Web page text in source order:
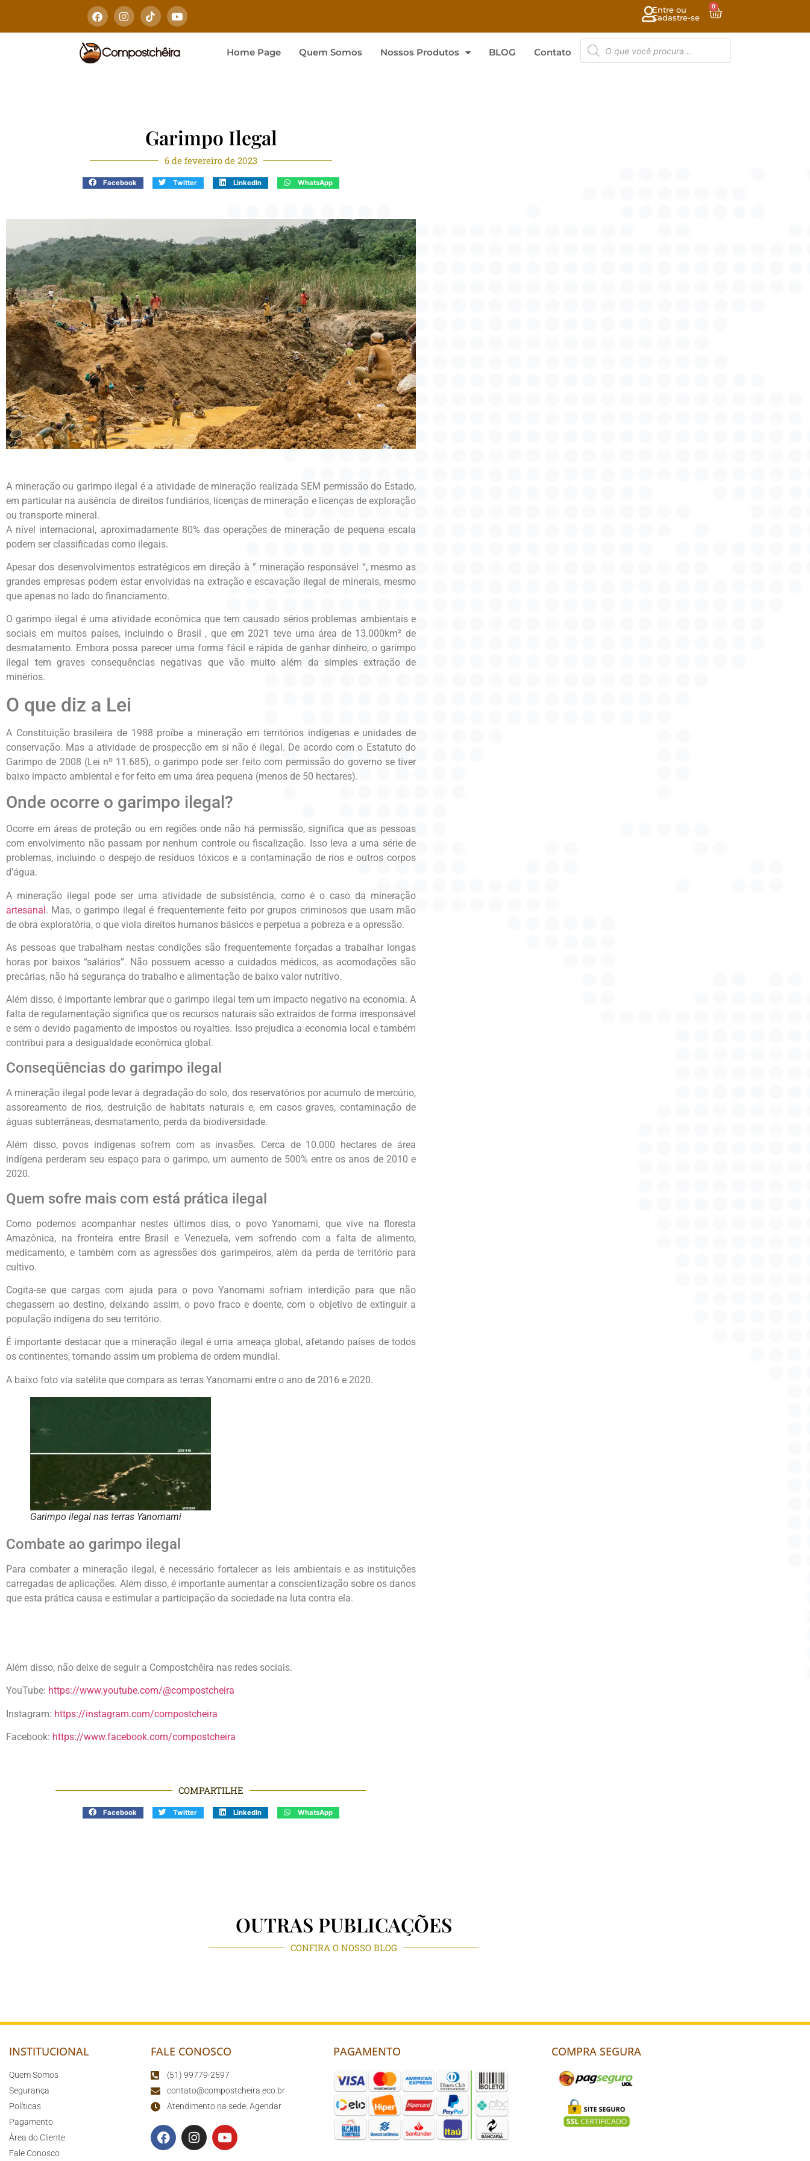
Entre ou
Cadastre-se
0
Home Page Quem Somos Nossos Produtos BLOG Contato
Garimpo Ilegal
6 de fevereiro de 2023
Facebook Twitter LinkedIn WhatsApp
A mineração ou garimpo ilegal é a atividade de mineração realizada SEM permissão do Estado,
em particular na ausência de direitos fundiários, licenças de mineração e licenças de exploração
ou transporte mineral.
A nível internacional, aproximadamente 80% das operações de mineração de pequena escala
podem ser classificadas como ilegais.
Apesar dos desenvolvimentos estratégicos em direção à ” mineração responsável “, mesmo as
grandes empresas podem estar envolvidas na extração e escavação ilegal de minerais, mesmo
que apenas no lado do financiamento.
O garimpo ilegal é uma atividade econômica que tem causado sérios problemas ambientais e
sociais em muitos países, incluindo o Brasil , que em 2021 teve uma área de 13.000km² de
desmatamento. Embora possa parecer uma forma fácil e rápida de ganhar dinheiro, o garimpo
ilegal tem graves consequências negativas que vão muito além da simples extração de
minérios.
O que diz a Lei
A Constituição brasileira de 1988 proíbe a mineração em territórios indígenas e unidades de
conservação. Mas a atividade de prospecção em si não é ilegal. De acordo com o Estatuto do
Garimpo de 2008 (Lei nº 11.685), o garimpo pode ser feito com permissão do governo se tiver
baixo impacto ambiental e for feito em uma área pequena (menos de 50 hectares).
Onde ocorre o garimpo ilegal?
Ocorre em áreas de proteção ou em regiões onde não há permissão, significa que as pessoas
com envolvimento não passam por nenhum controle ou fiscalização. Isso leva a uma série de
problemas, incluindo o despejo de resíduos tóxicos e a contaminação de rios e outros corpos
d’água.
A mineração ilegal pode ser uma atividade de subsistência, como é o caso da mineração
artesanal. Mas, o garimpo ilegal é frequentemente feito por grupos criminosos que usam mão
de obra exploratória, o que viola direitos humanos básicos e perpetua a pobreza e a opressão.
As pessoas que trabalham nestas condições são frequentemente forçadas a trabalhar longas
horas por baixos “salários”. Não possuem acesso a cuidados médicos, as acomodações são
precárias, não há segurança do trabalho e alimentação de baixo valor nutritivo.
Além disso, é importante lembrar que o garimpo ilegal tem um impacto negativo na economia. A
falta de regulamentação significa que os recursos naturais são extraídos de forma irresponsável
e sem o devido pagamento de impostos ou royalties. Isso prejudica a economia local e também
contribui para a desigualdade econômica global.
Conseqüências do garimpo ilegal
A mineração ilegal pode levar à degradação do solo, dos reservatórios por acumulo de mercúrio,
assoreamento de rios, destruição de habitats naturais e, em casos graves, contaminação de
águas subterrâneas, desmatamento, perda da biodiversidade.
Além disso, povos indígenas sofrem com as invasões. Cerca de 10.000 hectares de área
indígena perderam seu espaço para o garimpo, um aumento de 500% entre os anos de 2010 e
2020.
Quem sofre mais com está prática ilegal
Como podemos acompanhar nestes últimos dias, o povo Yanomami, que vive na floresta
Amazônica, na fronteira entre Brasil e Venezuela, vem sofrendo com a falta de alimento,
medicamento, e também com as agressões dos garimpeiros, além da perda de território para
cultivo.
Cogita-se que cargas com ajuda para o povo Yanomami sofriam interdição para que não
chegassem ao destino, deixando assim, o povo fraco e doente, com o objetivo de extinguir a
população indígena do seu território.
É importante destacar que a mineração ilegal é uma ameaça global, afetando países de todos
os continentes, tornando assim um problema de ordem mundial.
A baixo foto via satélite que compara as terras Yanomami entre o ano de 2016 e 2020.
Garimpo ilegal nas terras Yanomami
Combate ao garimpo ilegal
Para combater a mineração ilegal, é necessário fortalecer as leis ambientais e as instituições
carregadas de aplicações. Além disso, é importante aumentar a conscientização sobre os danos
que esta prática causa e estimular a participação da sociedade na luta contra ela.
Além disso, não deixe de seguir a Compostchêira nas redes sociais.
YouTube: https://www.youtube.com/@compostcheira
Instagram: https://instagram.com/compostcheira
Facebook: https://www.facebook.com/compostcheira
COMPARTILHE
Facebook Twitter LinkedIn WhatsApp
OUTRAS PUBLICAÇÕES
CONFIRA O NOSSO BLOG
INSTITUCIONAL
Quem Somos
Segurança
Políticas
Pagamento
Área do Cliente
Fale Conosco
FALE CONOSCO
(51) 99779-2597
contato@compostcheira.eco.br
Atendimento na sede: Agendar
PAGAMENTO COMPRA SEGURA